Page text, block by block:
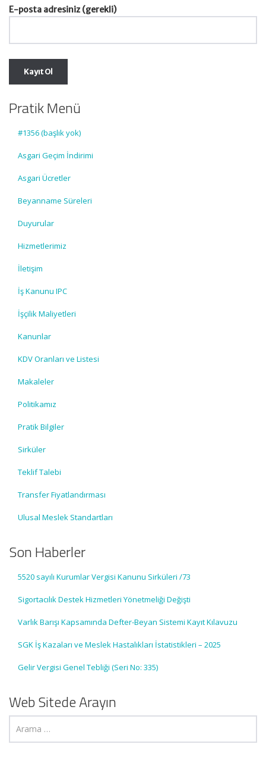
E-posta adresiniz (gerekli)
Pratik Menü
#1356 (başlık yok)
Asgari Geçim İndirimi
Asgari Ücretler
Beyanname Süreleri
Duyurular
Hizmetlerimiz
İletişim
İş Kanunu IPC
İşçilik Maliyetleri
Kanunlar
KDV Oranları ve Listesi
Makaleler
Politikamız
Pratik Bilgiler
Sirküler
Teklif Talebi
Transfer Fiyatlandırması
Ulusal Meslek Standartları
Son Haberler
5520 sayılı Kurumlar Vergisi Kanunu Sirküleri /73
Sigortacılık Destek Hizmetleri Yönetmeliği Değişti
Varlık Barışı Kapsamında Defter-Beyan Sistemi Kayıt Kılavuzu
SGK İş Kazaları ve Meslek Hastalıkları İstatistikleri – 2025
Gelir Vergisi Genel Tebliği (Seri No: 335)
Web Sitede Arayın